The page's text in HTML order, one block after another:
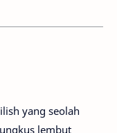
yang seolah
lembut